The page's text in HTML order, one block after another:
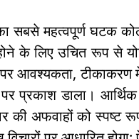
सबसे महत्वपूर्ण घटक
के लिए उचित रूप से
पर आवश्यकता,
पर प्रकाश डाला।
की अफवाहों को स्पष्ट